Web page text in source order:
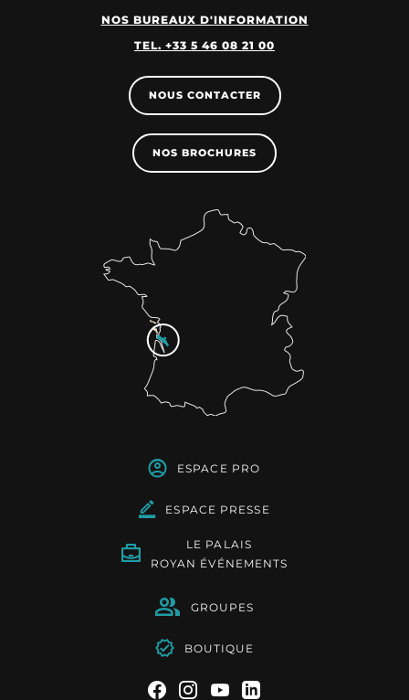
NOS BUREAUX D'INFORMATION
TEL. +33 5 46 08 21 00
NOUS CONTACTER
NOS BROCHURES
ESPACE PRO
ESPACE PRESSE
LE PALAIS
ROYAN ÉVÉNEMENTS
GROUPES
BOUTIQUE
Suivez-nous sur Facebook
Suivez-nous sur
Suivez-nous sur
Suivez-nous sur